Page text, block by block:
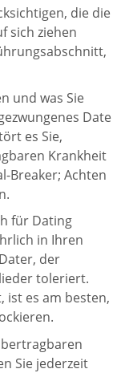
die die
sich ziehen
und was Sie
Date
es Sie,
Krankheit
Breaker; Achten
für Dating
in Ihren
der
toleriert.
ist es am besten,
Sie jederzeit